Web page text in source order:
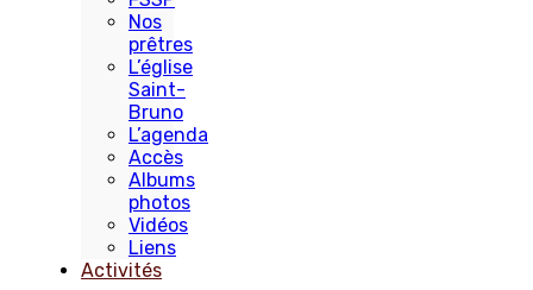
Nos
prêtres
L’église
Saint-
Bruno
L’agenda
Accès
Albums
photos
Vidéos
Liens
Activités